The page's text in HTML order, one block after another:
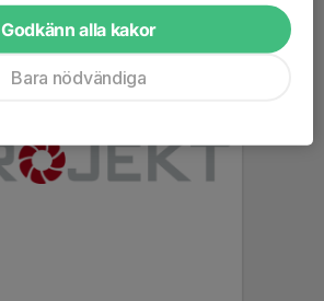
Godkänn alla kakor
Bara nödvändiga